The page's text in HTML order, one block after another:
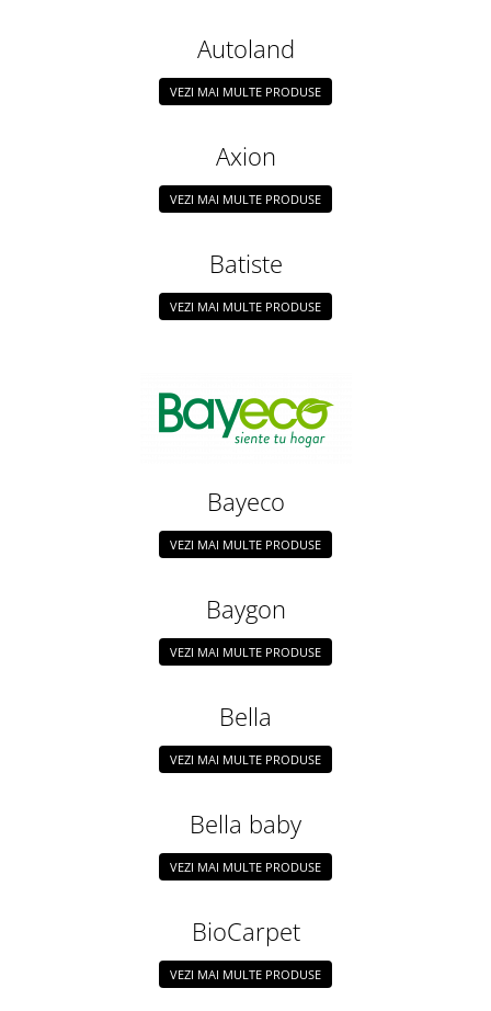
Pompa apa masina de carotat
Sisteme mopuri preimpregnate
Autoland
VEZI MAI MULTE PRODUSE
Axion
VEZI MAI MULTE PRODUSE
Batiste
VEZI MAI MULTE PRODUSE
Bayeco
VEZI MAI MULTE PRODUSE
Baygon
VEZI MAI MULTE PRODUSE
Bella
VEZI MAI MULTE PRODUSE
Bella baby
VEZI MAI MULTE PRODUSE
BioCarpet
VEZI MAI MULTE PRODUSE